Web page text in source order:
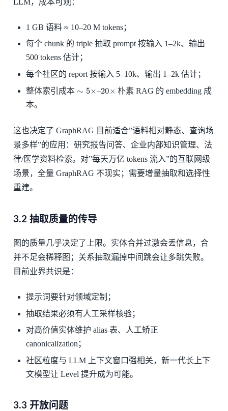
1 GB 语料 ≈ 10–20 M tokens；
每个 chunk 的 triple 抽取 prompt 按输入 1–2k、输出
500 tokens 估计；
每个社区的 report 按输入 5–10k、输出 1–2k 估计；
整体索引成本
5× –20
朴素 RAG 的 embedding 成
本。
这也决定了 GraphRAG 目前适合”语料相对静态、查询场
景多样”的应用：研究报告问答、企业内部知识管理、法
律/医学资料检索。对”每天万亿 tokens 流入”的互联网级
场景，全量 GraphRAG 不现实；需要增量抽取和选择性
重建。
3.2 抽取质量的传导
图的质量几乎决定了上限。实体合并过激会丢信息，合
并不足会稀释图；关系抽取漏掉中间跳会让多跳失败。
目前业界共识是：
提示词要针对领域定制；
抽取结果必须有人工采样核验；
对高价值实体维护 alias 表、人工矫正
canonicalization；
社区粒度与 LLM 上下文窗口强相关，新一代长上下
文模型让 Level 提升成为可能。
3.3 开放问题